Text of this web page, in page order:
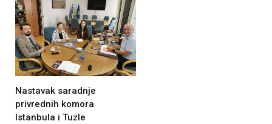
Nastavak saradnje
privrednih komora
Istanbula i Tuzle